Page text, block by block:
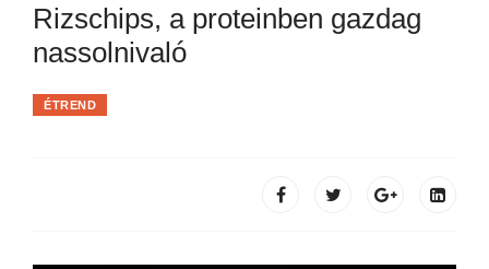
Rizschips, a proteinben gazdag
nassolnivaló
ÉTREND